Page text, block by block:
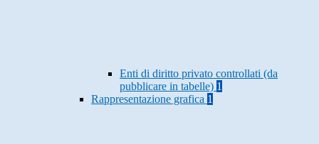
Enti di diritto privato controllati (da
pubblicare in tabelle) 1
Rappresentazione grafica 1